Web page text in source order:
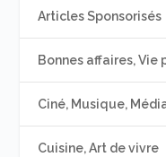
Articles Sponsorisés
Bonnes affaires, Vie
Ciné, Musique,
Cuisine, Art de vivre